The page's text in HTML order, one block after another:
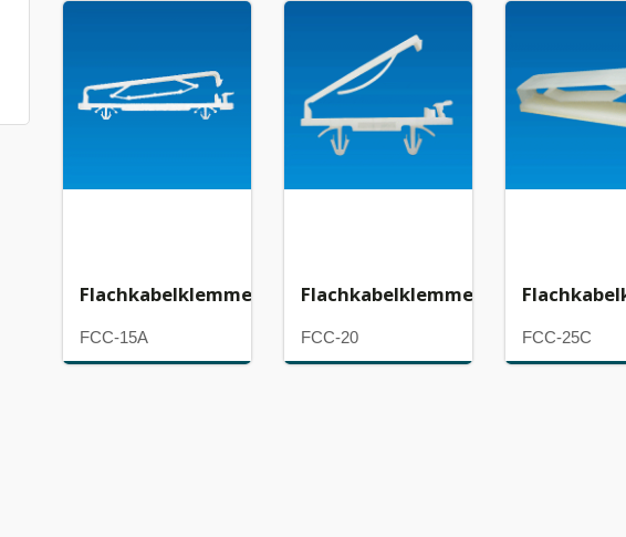
Flachkabelklemme
FCC-15A
Flachkabelklemme
FCC-20 FCC-25C